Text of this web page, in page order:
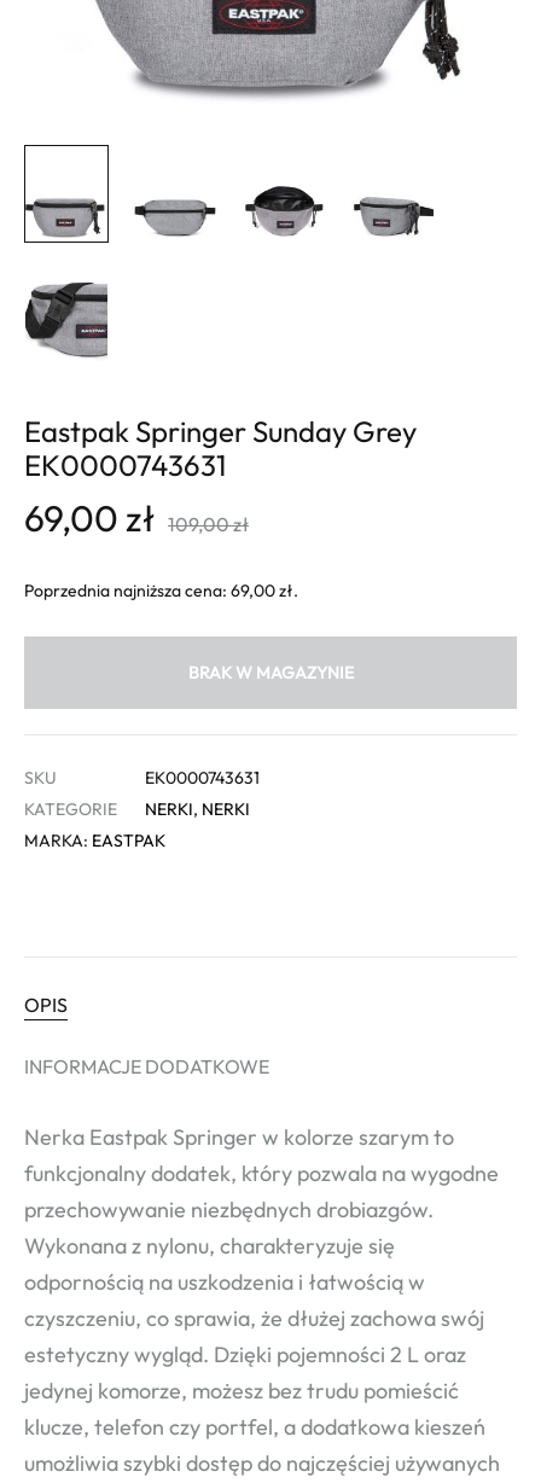
Eastpak Springer Sunday Grey
EK0000743631
69,00zł 109,00zł
Poprzednia najniższa cena: 69,00zł.
BRAK W MAGAZYNIE
SKU
EK0000743631
KATEGORIE
NERKI, NERKI
MARKA: EASTPAK
OPIS
INFORMACJE DODATKOWE
Nerka Eastpak Springer w kolorze szarym to
funkcjonalny dodatek, który pozwala na wygodne
przechowywanie niezbędnych drobiazgów.
Wykonana z nylonu, charakteryzuje się
odpornością na uszkodzenia i łatwością w
czyszczeniu, co sprawia, że dłużej zachowa swój
estetyczny wygląd. Dzięki pojemności 2 L oraz
jedynej komorze, możesz bez trudu pomieścić
klucze, telefon czy portfel, a dodatkowa kieszeń
umożliwia szybki dostęp do najczęściej używanych